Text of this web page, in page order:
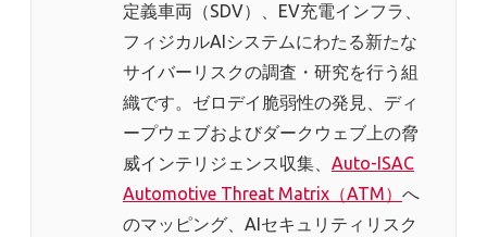
定義車両（SDV）、EV充電インフラ、
フィジカルAIシステムにわたる新たな
サイバーリスクの調査・研究を行う組
織です。ゼロデイ脆弱性の発見、ディ
ープウェブおよびダークウェブ上の脅
威インテリジェンス収集、 Auto-ISAC
Automotive Threat Matrix（ATM） へ
のマッピング、AIセキュリティリスク